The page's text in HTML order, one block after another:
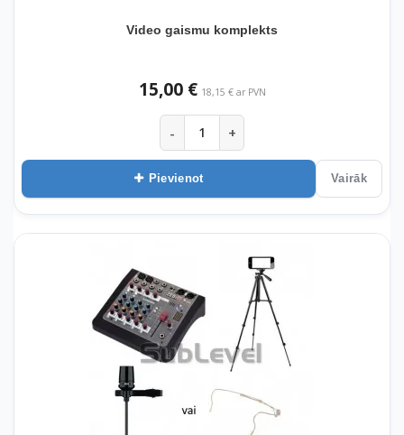
Video gaismu komplekts
15,00 € 18,15 € ar PVN
- +
Pievienot Vairāk